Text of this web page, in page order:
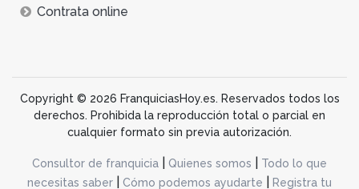
Contrata online
Copyright © 2026 FranquiciasHoy.es. Reservados todos los
derechos. Prohibida la reproducción total o parcial en
cualquier formato sin previa autorización.
Consultor de franquicia Quienes somos
Todo lo que
necesitas saber
Cómo podemos ayudarte Registra tu